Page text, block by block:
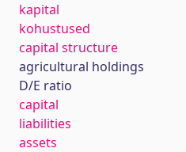
kapital
kohustused
capital structure
agricultural holdings
D/E ratio
capital
liabilities
assets